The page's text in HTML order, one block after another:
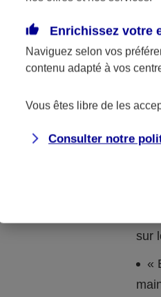
Un
Si vos
sur
«
Enrichissez votre
Naviguez selon vos
contenu adapté à vos
Vous êtes libre de les
Consulter notre